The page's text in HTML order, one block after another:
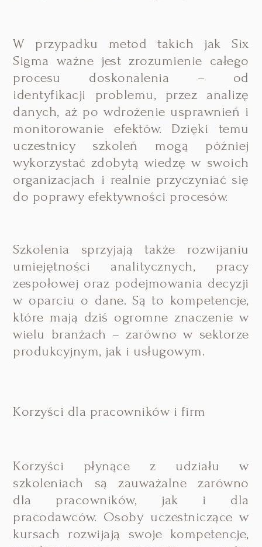
W przypadku metod takich jak Six
Sigma ważne jest zrozumienie całego
procesu doskonalenia – od
identyfikacji problemu, przez analizę
danych, aż po wdrożenie usprawnień i
monitorowanie efektów. Dzięki temu
uczestnicy szkoleń mogą później
wykorzystać zdobytą wiedzę w swoich
organizacjach i realnie przyczyniać się
do poprawy efektywności procesów.
Szkolenia sprzyjają także rozwijaniu
umiejętności analitycznych, pracy
zespołowej oraz podejmowania decyzji
w oparciu o dane. Są to kompetencje,
które mają dziś ogromne znaczenie w
wielu branżach – zarówno w sektorze
produkcyjnym, jak i usługowym.
Korzyści dla pracowników i firm
Korzyści płynące z udziału w
szkoleniach są zauważalne zarówno
dla pracowników, jak i dla
pracodawców. Osoby uczestniczące w
kursach rozwijają swoje kompetencje,